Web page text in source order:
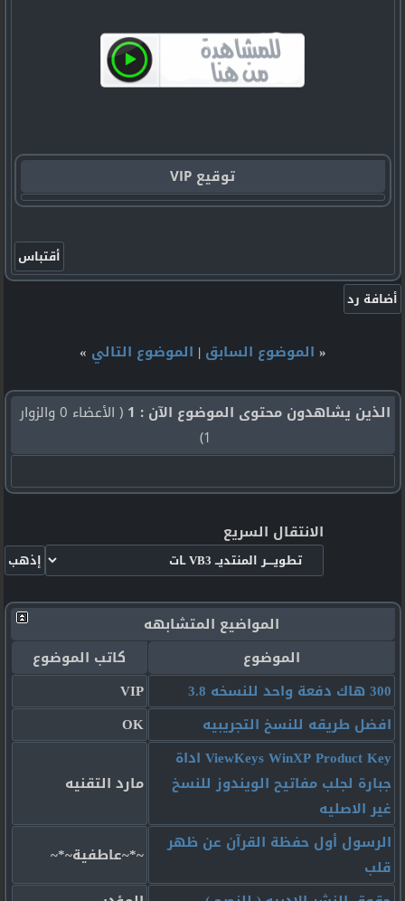
توقيع VIP
« الموضوع السابق | الموضوع التالي »
الذين يشاهدون محتوى الموضوع الآن : 1
( الأعضاء 0 والزوار
1)
الانتقال السريع
المواضيع المتشابهه
الموضوع
كاتب الموضوع
300 هاك دفعة واحد للنسخه 3.8
VIP
افضل طريقه للنسخ التجريبيه
OK
ViewKeys WinXP Product Key اداة
جبارة لجلب مفاتيح الويندوز للنسخ
غير الاصليه
مارد التقنيه
الرسول أول حفظة القرآن عن ظهر
قلب
~*~عاطفية~*~